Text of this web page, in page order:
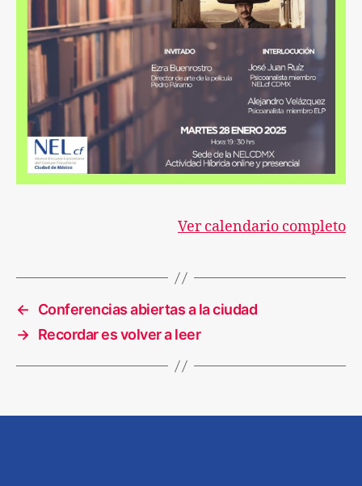
Ver calendario completo
←
Conferencias abiertas a la ciudad
→ Recordar es volver a leer